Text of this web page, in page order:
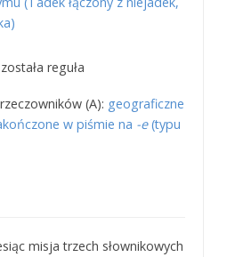
reguła
(A): geograficzne
w piśmie na -e(typu
misja trzech słownikowych